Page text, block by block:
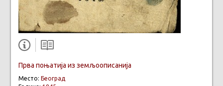
Прва поњатија из земљоописанија
Место: Београд